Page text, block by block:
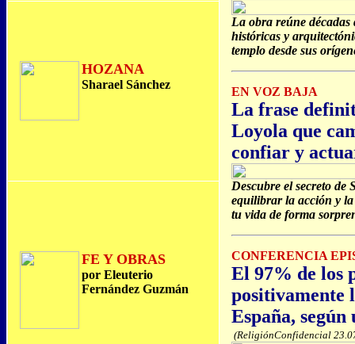
La obra reúne décadas
históricas y
templo desde sus
EN VOZ BAJA
La frase
Loyola que
confiar y
Descubre el secreto
equilibrar la acción y
tu vida de forma
CONFERENCIA
El 97% de los
positivamente
España,
(ReligiónConfidencial
HOZANA
Sharael Sánchez
FE Y OBRAS
por Eleuterio
Fernández Guzmán